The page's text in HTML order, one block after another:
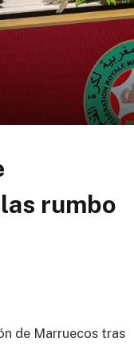
rumbo
de Marruecos tras